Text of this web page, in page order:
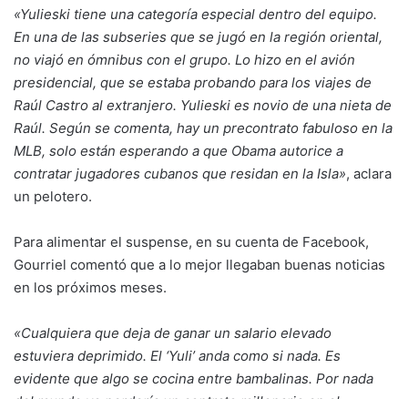
«Yulieski tiene una categoría especial dentro del equipo.
En una de las subseries que se jugó en la región oriental,
no viajó en ómnibus con el grupo. Lo hizo en el avión
presidencial, que se estaba probando para los viajes de
Raúl Castro al extranjero. Yulieski es novio de una nieta de
Raúl. Según se comenta, hay un precontrato fabuloso en la
MLB, solo están esperando a que Obama autorice a
contratar jugadores cubanos que residan en la Isla», aclara
un pelotero.
Para alimentar el suspense, en su cuenta de Facebook,
Gourriel comentó que a lo mejor llegaban buenas noticias
en los próximos meses.
«Cualquiera que deja de ganar un salario elevado
estuviera deprimido. El ‘Yuli’ anda como si nada. Es
evidente que algo se cocina entre bambalinas. Por nada